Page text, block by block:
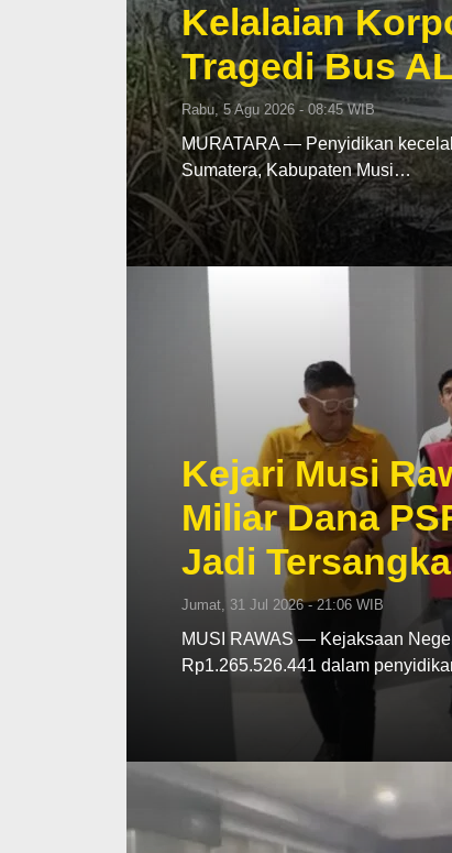
Kelalaian
Tragedi Bus
Rabu, 5 Agu 2026 - 08:45 WIB
MURATARA — Penyidikan
Sumatera, Kabupaten Musi…
Kejari Musi
Miliar Dana
Jadi Tersangka
Jumat, 31 Jul 2026 - 21:06 WIB
MUSI RAWAS — Kejaksaan
Rp1.265.526.441 dalam